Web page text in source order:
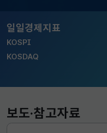
일일경제지표
KOSPI
KOSDAQ
국고채(3년)
보도·참고자료